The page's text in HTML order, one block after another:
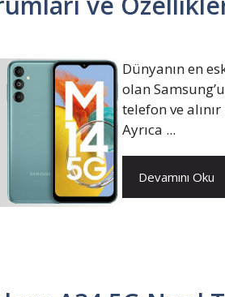
Dünyanın en
olan
telefon ve
Ayrıca ...
Devamını Oku